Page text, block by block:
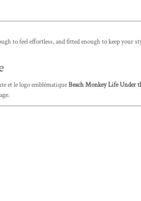
to feel effortless, and fitted enough to keep your
et le logo emblématiqueBeach Monkey Life Under